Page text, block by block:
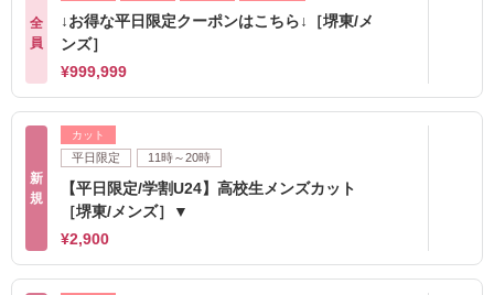
全
員
↓お得な平日限定クーポンはこちら↓［堺東/メ
ンズ］
¥999,999
新
規
カット
平日限定 11時～20時
【平日限定/学割U24】高校生メンズカット
［堺東/メンズ］▼
¥2,900